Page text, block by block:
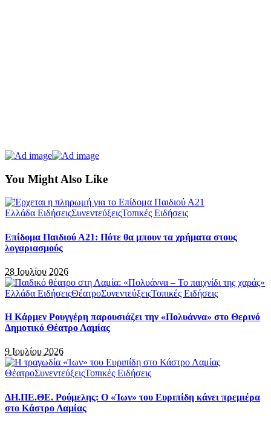
You Might Also Like
Ελλάδα ΕιδήσειςΣυνεντεύξειςΤοπικές Ειδήσεις
Επίδομα Παιδιού Α21: Πότε θα μπουν τα χρήματα στους
λογαριασμούς
28 Ιουλίου 2026
Ελλάδα ΕιδήσειςΘέατροΣυνεντεύξειςΤοπικές Ειδήσεις
Η Κάρμεν Ρουγγέρη παρουσιάζει την «Πολυάννα» στο Θερινό
Δημοτικό Θέατρο Λαμίας
9 Ιουλίου 2026
ΘέατροΣυνεντεύξειςΤοπικές Ειδήσεις
ΔΗ.ΠΕ.ΘΕ. Ρούμελης: Ο «Ίων» του Ευριπίδη κάνει πρεμιέρα
στο Κάστρο Λαμίας